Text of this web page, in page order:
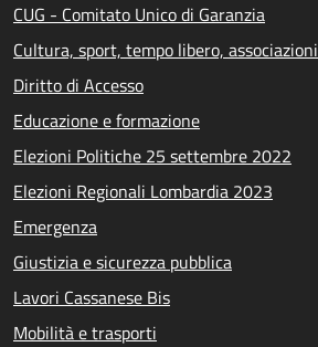
CUG - Comitato Unico di Garanzia
Cultura, sport, tempo libero, associazioni
Diritto di Accesso
Educazione e formazione
Elezioni Politiche 25 settembre 2022
Elezioni Regionali Lombardia 2023
Emergenza
Giustizia e sicurezza pubblica
Lavori Cassanese Bis
Mobilità e trasporti